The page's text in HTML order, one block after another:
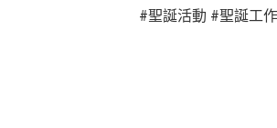
#聖誕活動 #聖誕工